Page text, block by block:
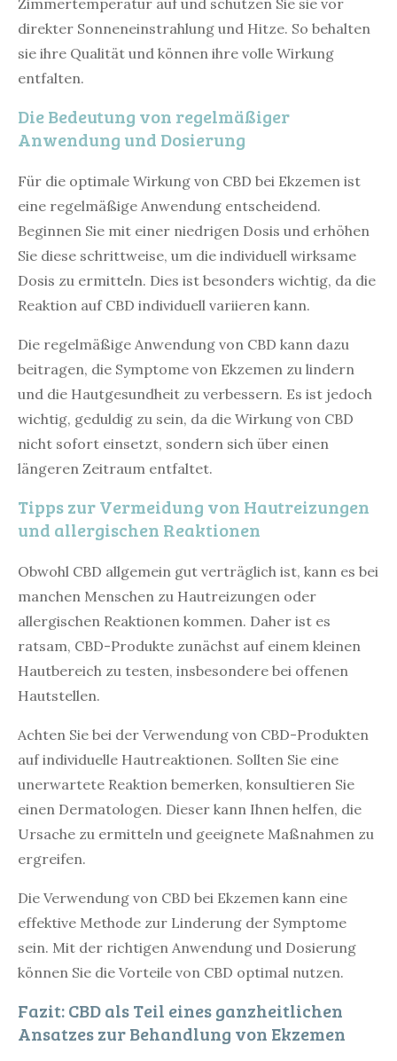
Zimmertemperatur auf und schützen Sie sie vor
direkter Sonneneinstrahlung und Hitze. So behalten
sie ihre Qualität und können ihre volle Wirkung
entfalten.
Die Bedeutung von regelmäßiger
Anwendung und Dosierung
Für die optimale Wirkung von CBD bei Ekzemen ist
eine regelmäßige Anwendung entscheidend.
Beginnen Sie mit einer niedrigen Dosis und erhöhen
Sie diese schrittweise, um die individuell wirksame
Dosis zu ermitteln. Dies ist besonders wichtig, da die
Reaktion auf CBD individuell variieren kann.
Die regelmäßige Anwendung von CBD kann dazu
beitragen, die Symptome von Ekzemen zu lindern
und die Hautgesundheit zu verbessern. Es ist jedoch
wichtig, geduldig zu sein, da die Wirkung von CBD
nicht sofort einsetzt, sondern sich über einen
längeren Zeitraum entfaltet.
Tipps zur Vermeidung von Hautreizungen
und allergischen Reaktionen
Obwohl CBD allgemein gut verträglich ist, kann es bei
manchen Menschen zu Hautreizungen oder
allergischen Reaktionen kommen. Daher ist es
ratsam, CBD-Produkte zunächst auf einem kleinen
Hautbereich zu testen, insbesondere bei offenen
Hautstellen.
Achten Sie bei der Verwendung von CBD-Produkten
auf individuelle Hautreaktionen. Sollten Sie eine
unerwartete Reaktion bemerken, konsultieren Sie
einen Dermatologen. Dieser kann Ihnen helfen, die
Ursache zu ermitteln und geeignete Maßnahmen zu
ergreifen.
Die Verwendung von CBD bei Ekzemen kann eine
effektive Methode zur Linderung der Symptome
sein. Mit der richtigen Anwendung und Dosierung
können Sie die Vorteile von CBD optimal nutzen.
Fazit: CBD als Teil eines ganzheitlichen
Ansatzes zur Behandlung von Ekzemen